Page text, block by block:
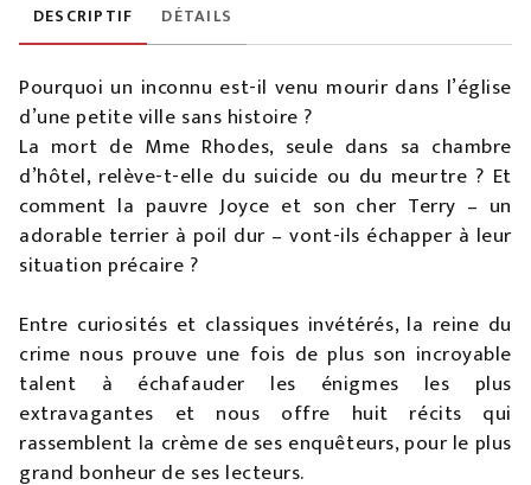
DESCRIPTIF DÉTAILS
Pourquoi un inconnu est-il venu mourir dans l’église
d’une petite ville sans histoire­ ?
La mort de Mme Rhodes, seule dans sa chambre
d’hôtel, relève-t-elle du suicide ou du meurtre­ ? Et
comment la pauvre Joyce et son cher Terry – un
adorable terrier à poil dur – vont-ils échapper à leur
situation précaire ­?
Entre curiosités et classiques invétérés, la reine du
crime nous prouve une fois de plus son incroyable
talent à échafauder les énigmes les plus
extravagantes et nous offre huit récits qui
rassemblent la crème de ses enquêteurs, pour le plus
grand bonheur de ses lecteurs.